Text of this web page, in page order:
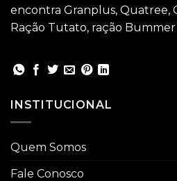
encontra Granplus, Quatree,
Ração Tutato, ração Bummer
INSTITUCIONAL
Quem Somos
Fale Conosco